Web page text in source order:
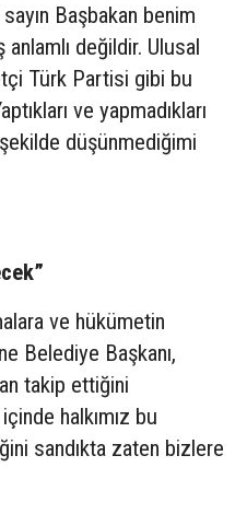
Başbakan benim
değildir. Ulusal
Türk Partisi gibi bu
ve yapmadıkları
düşünmediğimi
ve hükümetin
Belediye Başkanı,
takip ettiğini
halkımız bu
sandıkta zaten bizlere